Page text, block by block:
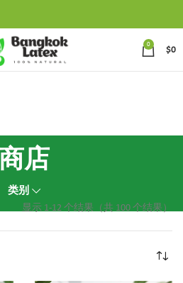
0
$0
商店
类别
显示 1-12 个结果（共 100 个结果）